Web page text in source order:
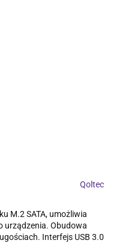
Qoltec
M.2 SATA, umożliwia
urządzenia. Obudowa
Interfejs USB 3.0